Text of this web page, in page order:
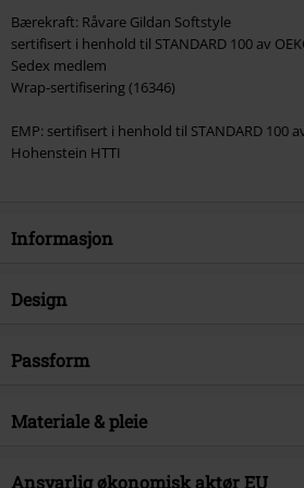
Bærekraft: Råvare Gildan Softstyle
sertifisert i henhold til STANDARD 100 av
Sedex medlem
Wrap-sertifisering (16346)
EMP: sertifisert i henhold til STANDARD 100
Hohenstein HTTI
Informasjon
Artikkelnummer
Musikksjanger
Band
Misfits
Design
Produkttype
Med trykk
Passform
Passform/topp
Materiale & pleie
Ytre materiale
100%
Ansvarlig økonomisk aktør EU